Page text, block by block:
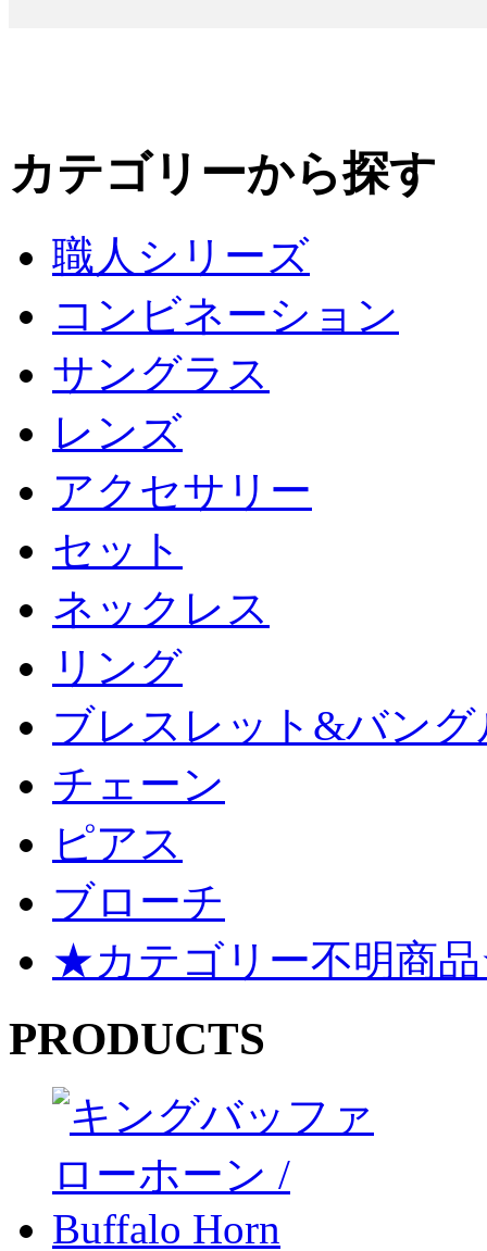
カテゴリーから探す
職人シリーズ
コンビネーション
サングラス
レンズ
アクセサリー
セット
ネックレス
リング
ブレスレット&バング
チェーン
ピアス
ブローチ
★カテゴリー不明商
PRODUCTS